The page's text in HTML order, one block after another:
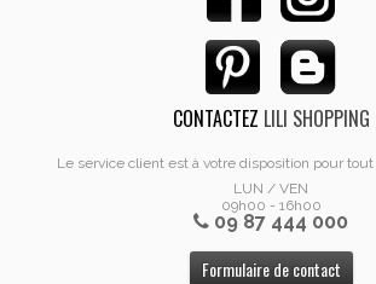
CONTACTEZ LILI SHOPPING
Le service client est à votre disposition pour
LUN / VEN
09h00 - 16h00
09 87 444 000
Formulaire de contact